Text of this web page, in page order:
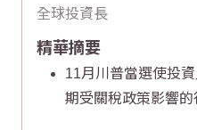
全球投資長
精華摘要
11月川普當選使投
期受關稅政策影響的